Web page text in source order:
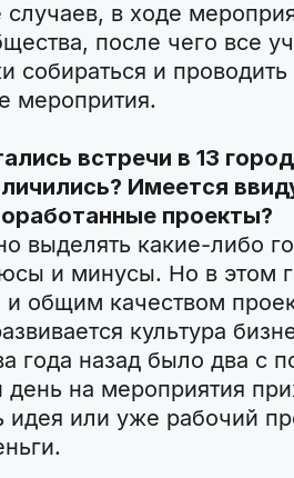
случаев, в ходе
после чего все
собираться и
меропрития.
встречи в 13
Имеется
проекты?
выделять какие-либо
и минусы. Но в этом
и общим качеством
культура
года назад было два с
день на мероприятия
идея или уже рабочий